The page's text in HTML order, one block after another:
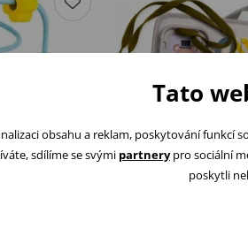
hlavolam
Tato
obsahu a reklam, poskytování funkcí
sdílíme se svými partnerypro sociální
poskytli